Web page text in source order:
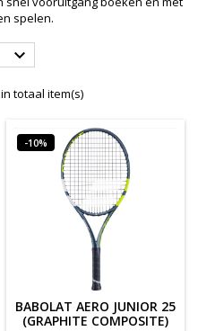
spelen.

totaal item(s)
-10%
BABOLAT AERO JUNIOR 25
(GRAPHITE COMPOSITE)